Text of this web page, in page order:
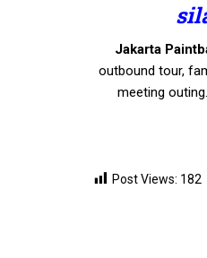
Jakarta
outbound tour,
meeting
Post Views: 182